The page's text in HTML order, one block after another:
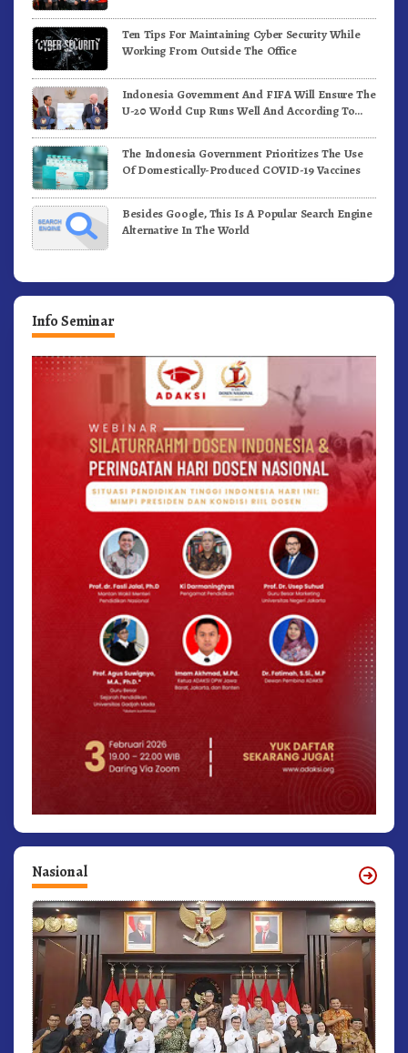
Ten Tips For Maintaining Cyber Security While
Working From Outside The Office
Indonesia Government And FIFA Will Ensure The
U-20 World Cup Runs Well And According To
The Indonesia Government Prioritizes The Use
Of Domestically-Produced COVID-19 Vaccines
Besides Google, This Is A Popular Search Engine
Alternative In The World
Info Seminar
Nasional